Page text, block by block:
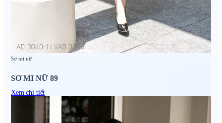
Sơ mi nữ
SƠ MI NỮ 89
Xem chi tiết